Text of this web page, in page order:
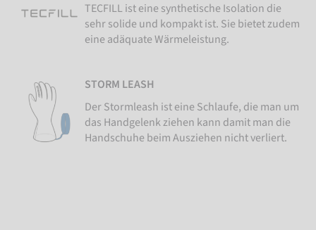
TECFILL ist eine synthetische Isolation die
sehr solide und kompakt ist. Sie bietet zudem
eine adäquate Wärmeleistung.
STORM LEASH
Der Stormleash ist eine Schlaufe, die man um
das Handgelenk ziehen kann damit man die
Handschuhe beim Ausziehen nicht verliert.